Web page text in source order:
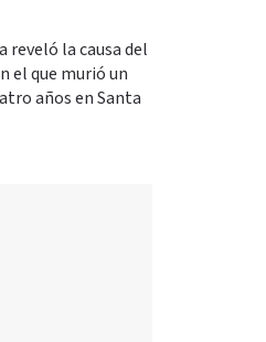
reveló la causa del
el que murió un
años en Santa